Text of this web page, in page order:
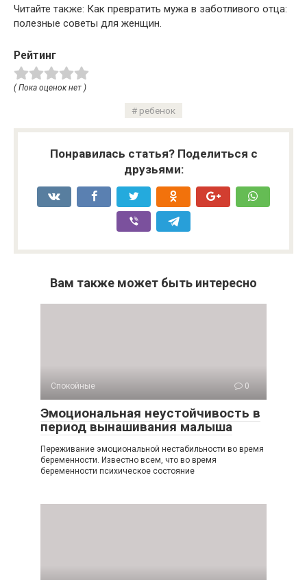
Читайте также: Как превратить мужа в заботливого отца:
полезные советы для женщин.
Рейтинг
( Пока оценок нет )
ребенок
Понравилась статья? Поделиться с
друзьями:
Вам также может быть интересно
Спокойные 0
Эмоциональная неустойчивость в
период вынашивания малыша
Переживание эмоциональной нестабильности во время
беременности. Известно всем, что во время
беременности психическое состояние